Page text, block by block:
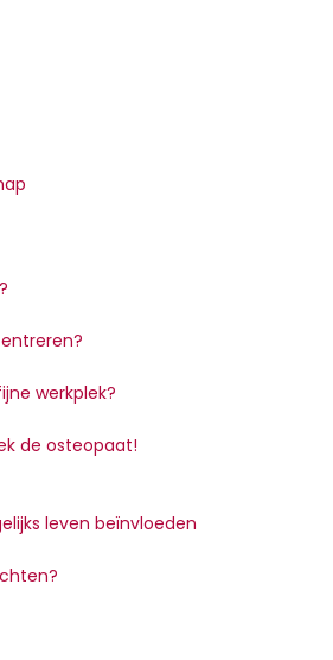
werkplek?
de osteopaat!
leven beïnvloeden